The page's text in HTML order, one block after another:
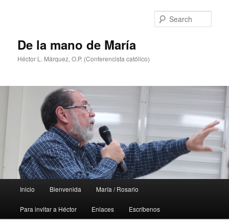
De la mano de María
Héctor L. Márquez, O.P. (Conferencista católico)
Inicio Bienvenida María / Rosario
Para invitar a Héctor Enlaces Escríbenos